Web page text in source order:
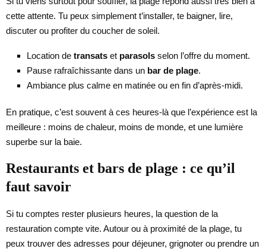
cette attente. Tu peux simplement t’installer, te baigner, lire,
discuter ou profiter du coucher de soleil.
Location de transats et parasols selon l’offre du moment.
Pause rafraîchissante dans un bar de plage.
Ambiance plus calme en matinée ou en fin d’après-midi.
En pratique, c’est souvent à ces heures-là que l’expérience est la
meilleure : moins de chaleur, moins de monde, et une lumière
superbe sur la baie.
Restaurants et bars de plage : ce qu’il
faut savoir
Si tu comptes rester plusieurs heures, la question de la
restauration compte vite. Autour ou à proximité de la plage, tu
peux trouver des adresses pour déjeuner, grignoter ou prendre un